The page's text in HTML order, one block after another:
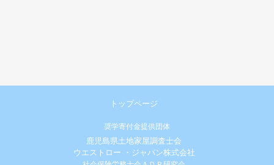
トップページ
奨学寄付金提供団体
鹿児島県土地家屋調査士会
ウエストロー ・ジャパン株式会社